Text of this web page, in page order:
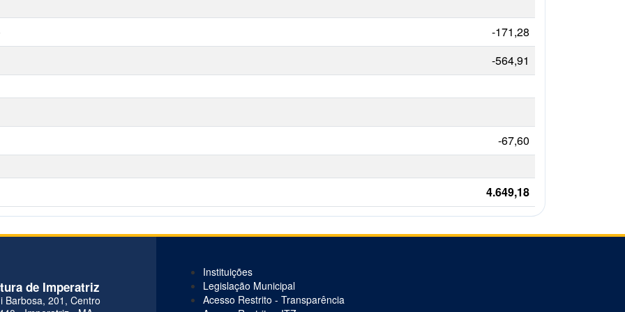
-171,28
-564,91
-67,60
4.649,18
de Imperatriz
Barbosa, 201, Centro
Instituições
Legislação Municipal
Acesso Restrito - Transparência